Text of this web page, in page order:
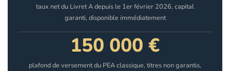
taux net du Livret A depuis le 1er février 2026, capital
garanti, disponible immédiatement
150 000 €
plafond de versement du PEA classique, titres non garantis,